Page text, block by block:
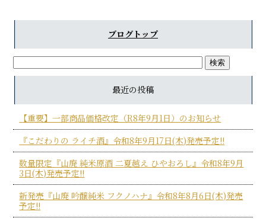
ブログトップ
最近の投稿
【重要】一部商品価格改定（R8年9月1日）のお知らせ
『こだわりの ライチ酒』令和8年9月17日(木)発売予定!!
数量限定『山廃 純米原酒 二夏越え ひやおろし』令和8年9月
3日(木)発売予定!!
新発売『山廃 吟醸純米 フクノハナ』令和8年8月6日(木)発売
予定!!